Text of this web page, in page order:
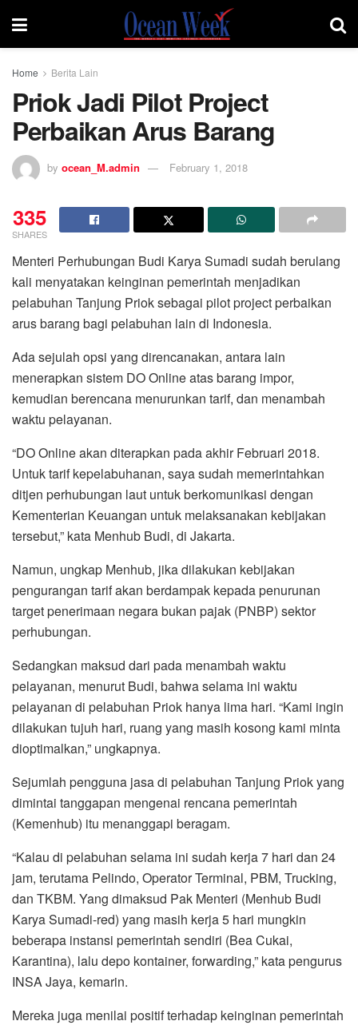
Home Berita Lain
Priok Jadi Pilot Project
Perbaikan Arus Barang
by ocean_M.admin February 1, 2018
335
SHARES
Menteri Perhubungan Budi Karya Sumadi sudah berulang
kali menyatakan keinginan pemerintah menjadikan
pelabuhan Tanjung Priok sebagai pilot project perbaikan
arus barang bagi pelabuhan lain di Indonesia.
Ada sejulah opsi yang direncanakan, antara lain
menerapkan sistem DO Online atas barang impor,
kemudian berencana menurunkan tarif, dan menambah
waktu pelayanan.
“DO Online akan diterapkan pada akhir Februari 2018.
Untuk tarif kepelabuhanan, saya sudah memerintahkan
ditjen perhubungan laut untuk berkomunikasi dengan
Kementerian Keuangan untuk melaksanakan kebijakan
tersebut,” kata Menhub Budi, di Jakarta.
Namun, ungkap Menhub, jika dilakukan kebijakan
pengurangan tarif akan berdampak kepada penurunan
target penerimaan negara bukan pajak (PNBP) sektor
perhubungan.
Sedangkan maksud dari pada menambah waktu
pelayanan, menurut Budi, bahwa selama ini waktu
pelayanan di pelabuhan Priok hanya lima hari. “Kami ingin
dilakukan tujuh hari, ruang yang masih kosong kami minta
dioptimalkan,” ungkapnya.
Sejumlah pengguna jasa di pelabuhan Tanjung Priok yang
dimintai tanggapan mengenai rencana pemerintah
(Kemenhub) itu menanggapi beragam.
“Kalau di pelabuhan selama ini sudah kerja 7 hari dan 24
jam, terutama Pelindo, Operator Terminal, PBM, Trucking,
dan TKBM. Yang dimaksud Pak Menteri (Menhub Budi
Karya Sumadi-red) yang masih kerja 5 hari mungkin
beberapa instansi pemerintah sendiri (Bea Cukai,
Karantina), lalu depo kontainer, forwarding,” kata pengurus
INSA Jaya, kemarin.
Mereka juga menilai positif terhadap keinginan pemerintah